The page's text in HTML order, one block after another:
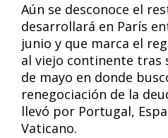
Aún se desconoce el
desarrollará en París
junio y que marca el
al viejo continente tras
de mayo en donde
renegociación de la
llevó por Portugal,
Vaticano.